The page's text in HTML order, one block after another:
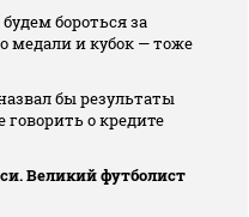
бороться за
медали и кубок — тоже
бы результаты
о кредите
Великий футболист